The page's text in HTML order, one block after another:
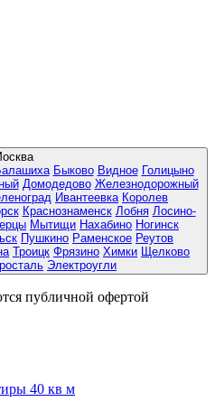
Быково Видное Голицыно
Домодедово Железнодорожный
Ивантеевка Королев
Краснознаменск Лобня Лосино-
Мытищи Нахабино Ногинск
Пушкино Раменское Реутов
Троицк Фрязино Химки Щелково
Электроугли
публичной офертой
40 кв м